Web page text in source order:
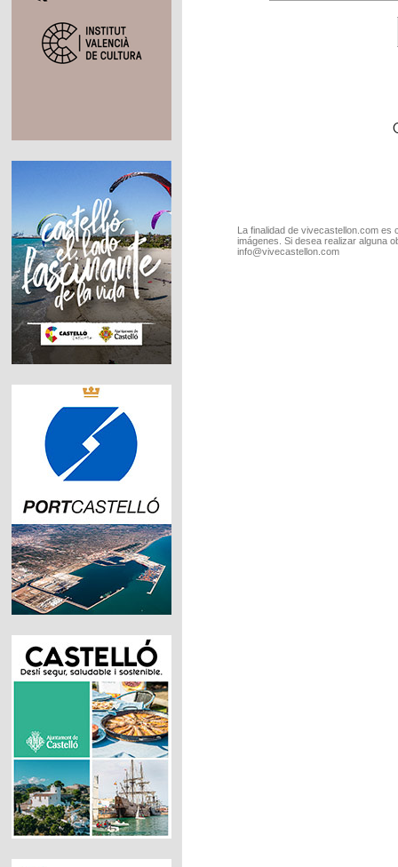
La finalidad de vivecastellon.com
imágenes. Si desea realizar alguna
info@vivecastellon.com